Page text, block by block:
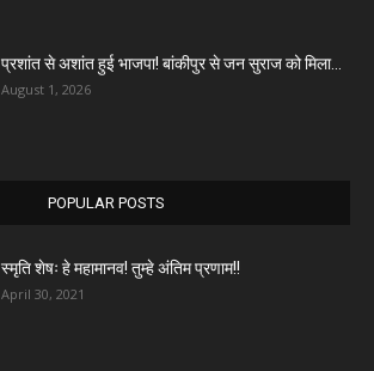
प्रशांत से अशांत हुई भाजपा! बांकीपुर से जन सुराज को मिला...
August 1, 2026
POPULAR POSTS
स्मृति शेषः हे महामानव! तुम्हे अंतिम प्रणाम!!
April 30, 2021